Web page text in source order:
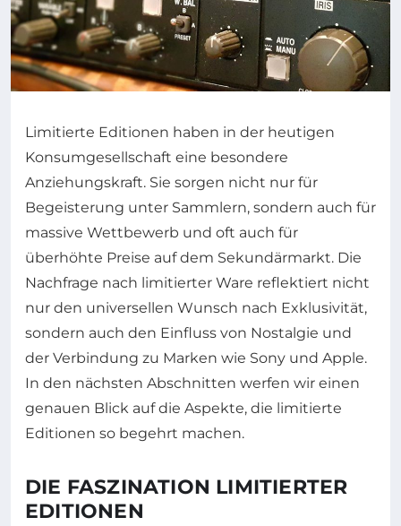
Limitierte Editionen haben in der heutigen
Konsumgesellschaft eine besondere
Anziehungskraft. Sie sorgen nicht nur für
Begeisterung unter Sammlern, sondern auch für
massive Wettbewerb und oft auch für
überhöhte Preise auf dem Sekundärmarkt. Die
Nachfrage nach limitierter Ware reflektiert nicht
nur den universellen Wunsch nach Exklusivität,
sondern auch den Einfluss von Nostalgie und
der Verbindung zu Marken wie Sony und Apple.
In den nächsten Abschnitten werfen wir einen
genauen Blick auf die Aspekte, die limitierte
Editionen so begehrt machen.
DIE FASZINATION LIMITIERTER
EDITIONEN